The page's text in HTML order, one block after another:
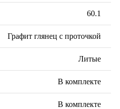
60.1
Графит глянец с проточкой
Литые
В комплекте
В комплекте